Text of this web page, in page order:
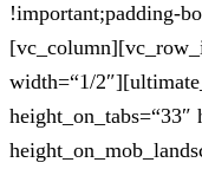
!important;padding-
width=“1/
height_on_tabs=“33″